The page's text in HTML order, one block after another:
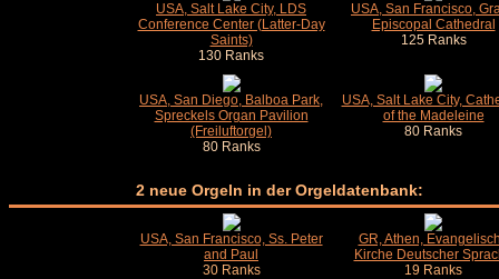
USA, Salt Lake City, LDS
Conference Center (Latter-Day
Saints)
130 Ranks
USA, San Francisco,
Episcopal Cathedral
125 Ranks
USA, San Diego, Balboa Park,
Spreckels Organ Pavilion
(Freiluftorgel)
80 Ranks
USA, Salt Lake City,
of the Madeleine
80 Ranks
2 neue Orgeln in der Orgeldatenbank:
USA, San Francisco, Ss. Peter
and Paul
30 Ranks
GR, Athen,
Kirche Deutscher
19 Ranks